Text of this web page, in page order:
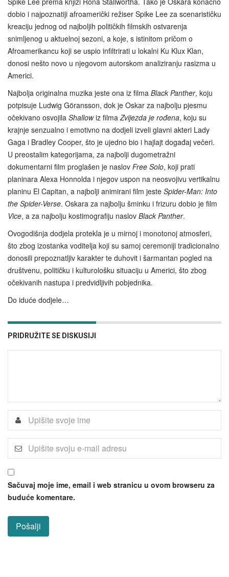
dobio i najpoznatiji afroamerički režiser Spike Lee za scenarističku
kreaciju jednog od najboljih političkih filmskih ostvarenja
snimljenog u aktuelnoj sezoni, a koje, s istinitom pričom o
Afroamerikancu koji se uspio infiltrirati u lokalni Ku Klux Klan,
donosi nešto novo u njegovom autorskom analiziranju rasizma u
Americi.
Najbolja originalna muzika jeste ona iz filma Black Panther, koju
potpisuje Ludwig Göransson, dok je Oskar za najbolju pjesmu
očekivano osvojila Shallowiz filma Zvijezda je rođena, koju su
krajnje senzualno i emotivno na dodjeli izveli glavni akteri Lady
Gaga i Bradley Cooper, što je ujedno bio i hajlajt događaj večeri.
U preostalim kategorijama, za najbolji dugometražni
dokumentarni film proglašen je naslov Free Solo, koji prati
planinara Alexa Honnolda i njegov uspon na neosvojivu vertikalnu
planinu El Capitan, a najbolji animirani film jeste Spider-Man: Into
the Spider-Verse. Oskara za najbolju šminku i frizuru dobio je film
Vice, a za najbolju kostimografiju naslov Black Panther.
Ovogodišnja dodjela protekla je u mirnoj i monotonoj atmosferi,
što zbog izostanka voditelja koji su samoj ceremoniji tradicionalno
donosili prepoznatljiv karakter te duhovit i šarmantan pogled na
društvenu, političku i kulturološku situaciju u Americi, što zbog
očekivanih nastupa i predvidljivih pobjednika.
Do iduće dodjele…
PRIDRUŽITE SE DISKUSIJI
Sačuvaj moje ime, email i web stranicu u ovom browseru za
buduće komentare.